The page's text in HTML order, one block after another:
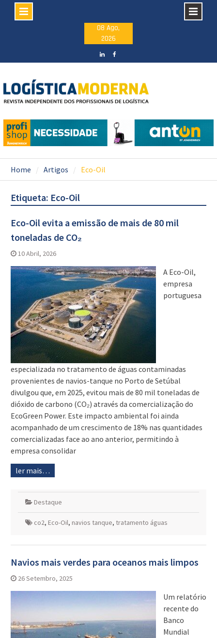
08 Ago,
2026
Home Artigos Eco-Oil
Etiqueta: Eco-Oil
Eco-Oil evita a emissão de mais de 80 mil
toneladas de CO₂
10 Abril, 2026
A Eco-Oil,
empresa
portuguesa
especializada no tratamento de águas contaminadas
provenientes de navios-tanque no Porto de Setúbal
divulgou que, em 2025, evitou mais de 80 mil toneladas de
dióxido de carbono (CO₂) através da comercialização do
EcoGreen Power. Este impacto ambiental foi ainda
acompanhado de um crescimento de 18% nas quantidades
comercializadas face ao ano anterior, permitindo à
empresa consolidar
ler mais…
Destaque
co2, Eco-Oil, navios tanque, tratamento águas
Navios mais verdes para oceanos mais limpos
26 Setembro, 2025
Um relatório
recente do
Banco
Mundial